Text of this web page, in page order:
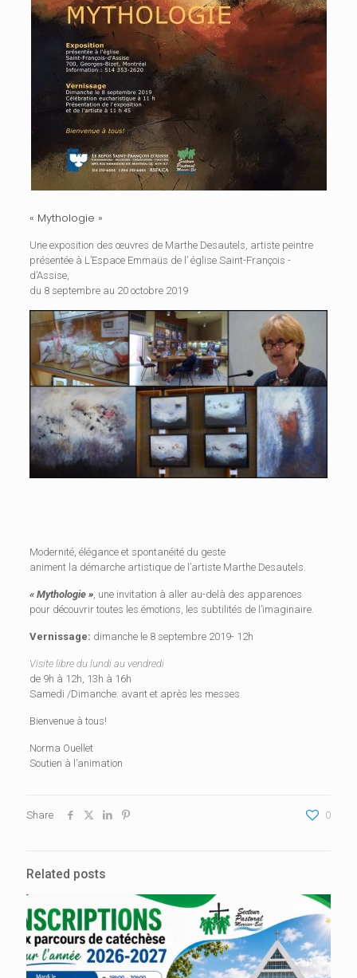
« Mythologie »
Une exposition des œuvres de Marthe Desautels, artiste peintre
présentée à L’Espace Emmaüs de l’ église Saint-François -
d’Assise,
du 8 septembre au 20 octobre 2019
Modernité, élégance et spontanéité du geste
animent la démarche artistique de l’artiste Marthe Desautels.
« Mythologie », une invitation à aller au-delà des apparences
pour découvrir toutes les émotions, les subtilités de l’imaginaire.
Vernissage: dimanche le 8 septembre 2019- 12h
Visite libre du lundi au vendredi
de 9h à 12h, 13h à 16h
Samedi /Dimanche: avant et après les messes
Bienvenue à tous!
Norma Ouellet
Soutien à l’animation
Share 0
Related posts